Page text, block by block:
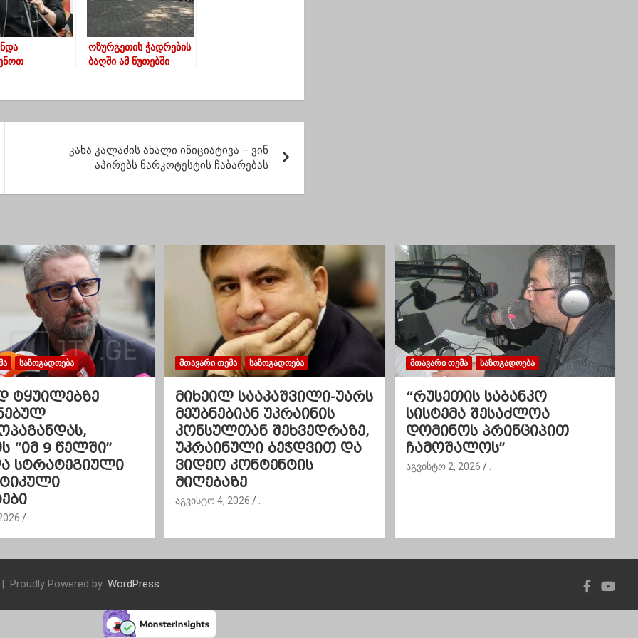
ოზურგეთის ჭადრების
ბაღში ამ წუთებში
კახა კალაძის ახალი ინიციატივა – ვინ
აპირებს ნარკოტესტის ჩაბარებას
ᲡᲐᲖᲝᲒᲐᲓᲝᲔᲑᲐ
ტყუილებზე
“იმ 9 წელში”
სტრატეგიული
ᲛᲗᲐᲕᲐᲠᲘ ᲗᲔᲛᲐ ᲡᲐᲖᲝᲒᲐᲓᲝᲔᲑᲐ
მიხეილ სააკაშვილი-უარს
მეუბნებიან უკრაინის
კონსულთან შეხვედრაზე,
უკრაინული ბეჭდვით და
ვიდეო კონტენტის
მიღებაზე
აგვისტო 4, 2026
ᲛᲗᲐᲕᲐᲠᲘ ᲗᲔᲛᲐ ᲡᲐᲖᲝᲒᲐᲓᲝᲔᲑᲐ
“რუსეთის საბანკო
სისტემა შესაძლოა
დომინოს პრინციპით
ჩამოშალოს”
აგვისტო 2, 2026
Proudly Powered by: WordPress